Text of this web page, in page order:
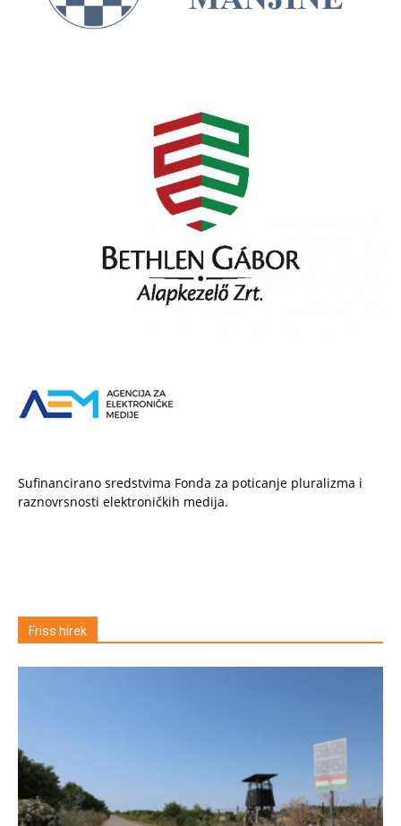
Sufinancirano sredstvima Fonda za poticanje pluralizma i
raznovrsnosti elektroničkih medija.
Friss hírek